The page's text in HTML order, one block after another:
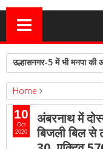
उल्हासनगर-5 में भी मनपा की
Home
ambernath
Featured
अंबरनाथ में दोस्त ने की दोस्त
उल्हासनगर में नए मरीज 30,
अंबरनाथ में
बिजली बिल से
10
Oct
2020